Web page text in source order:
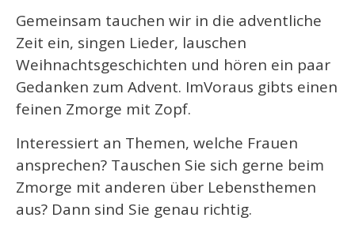
Gemeinsam tauchen wir in die adventliche
Zeit ein, singen Lieder, lauschen
Weihnachtsgeschichten und hören ein paar
Gedanken zum Advent. ImVoraus gibts einen
feinen Zmorge mit Zopf.
Interessiert an Themen, welche Frauen
ansprechen? Tauschen Sie sich gerne beim
Zmorge mit anderen über Lebensthemen
aus? Dann sind Sie genau richtig.